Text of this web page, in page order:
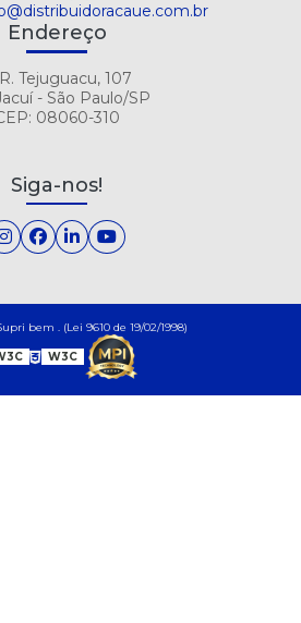
Endereço
Tejuguacu, 107
- São Paulo/SP
08060-310
Siga-nos!
bem . (Lei 9610 de 19/02/1998)
W3C